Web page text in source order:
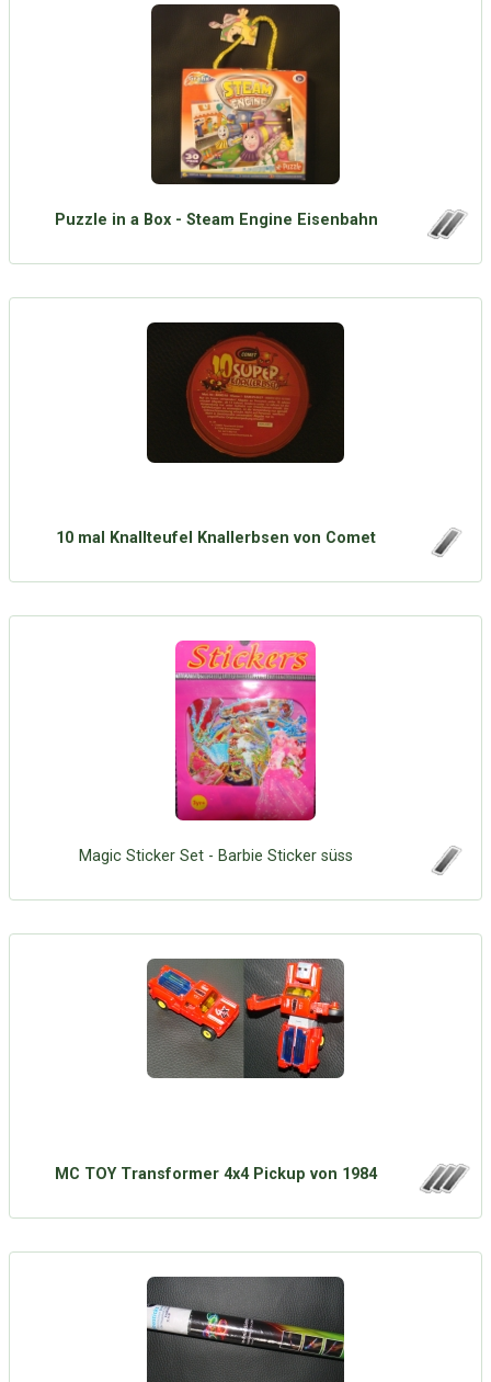
Puzzle in a Box - Steam Engine Eisenbahn
10 mal Knallteufel Knallerbsen von Comet
Magic Sticker Set - Barbie Sticker süss
MC TOY Transformer 4x4 Pickup von 1984